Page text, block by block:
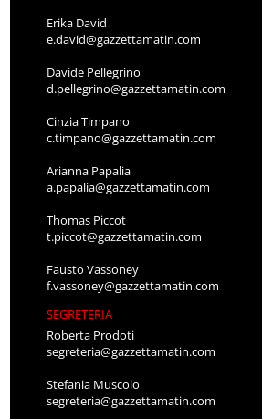
Erika David
e.david@gazzettamatin.com
Davide Pellegrino
d.pellegrino@gazzettamatin.com
Cinzia Timpano
c.timpano@gazzettamatin.com
Arianna Papalia
a.papalia@gazzettamatin.com
Thomas Piccot
t.piccot@gazzettamatin.com
Fausto Vassoney
f.vassoney@gazzettamatin.com
SEGRETERIA
Roberta Prodoti
segreteria@gazzettamatin.com
Stefania Muscolo
segreteria@gazzettamatin.com